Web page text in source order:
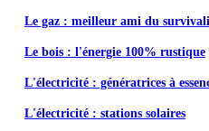
Le gaz : meilleur ami du
Le bois : l'énergie 100% rustique
L'électricité : génératrices à
L'électricité : stations solaires